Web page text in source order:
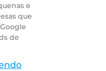
e
que
de